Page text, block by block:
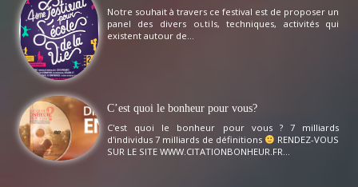
Notre souhait à travers ce festival est de proposer un
panel des divers outils, techniques, activités qui
existent autour de...
C’est quoi le bonheur pour vous?
C'est quoi le bonheur pour vous ? 7 milliards
d'individus 7 milliards de définitions
RENDEZ-VOUS
SUR LE SITE WWW.CITATIONBONHEUR.FR...